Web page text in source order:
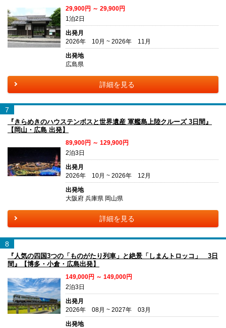
29,900円 ～ 29,900円
1泊2日
出発月
2026年 10月 ~ 2026年 11月
出発地
広島県
詳細を見る
7
『きらめきのハウステンボスと世界遺産 軍艦島上陸クルーズ 3日間』
【岡山・広島 出発】
89,900円 ～ 129,900円
2泊3日
出発月
2026年 10月 ~ 2026年 12月
出発地
大阪府 兵庫県 岡山県
詳細を見る
8
『人気の四国3つの「ものがたり列車」と絶景「しまんトロッコ」 3日
間』【博多・小倉・広島出発】
149,000円 ～ 149,000円
2泊3日
出発月
2026年 08月 ~ 2027年 03月
出発地